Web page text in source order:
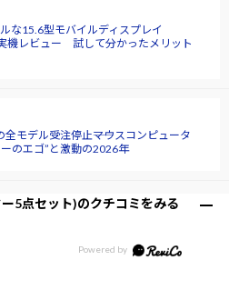
な15.6型モバイルディスプレイ
機レビュー 試して分かったメリット
モデル受注停止――マウスコンピュータ
のエゴ”と激動の2026年
5点セット)のクチコミをみる